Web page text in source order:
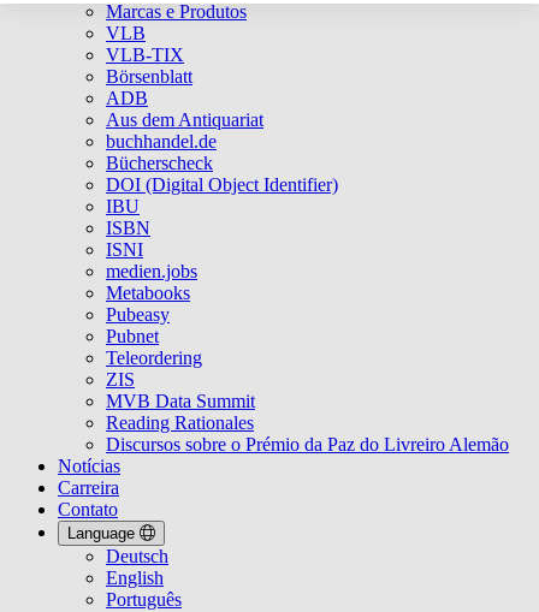
Marcas e Produtos
VLB
VLB-TIX
Börsenblatt
ADB
Aus dem Antiquariat
buchhandel.de
Bücherscheck
DOI (Digital Object Identifier)
IBU
ISBN
ISNI
medien.jobs
Metabooks
Pubeasy
Pubnet
Teleordering
ZIS
MVB Data Summit
Reading Rationales
Discursos sobre o Prémio da Paz do Livreiro Alemão
Notícias
Carreira
Contato
Language
Deutsch
English
Português